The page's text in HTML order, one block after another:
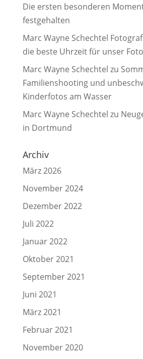
Die ersten besonderen
festgehalten
Marc Wayne Schechtel
die beste Uhrzeit für unser
Marc Wayne Schechtel zu
Familienshooting und
Kinderfotos am Wasser
Marc Wayne Schechtel zu
in Dortmund
Archiv
März 2026
November 2024
Dezember 2022
Juli 2022
Januar 2022
Oktober 2021
September 2021
Juni 2021
März 2021
Februar 2021
November 2020